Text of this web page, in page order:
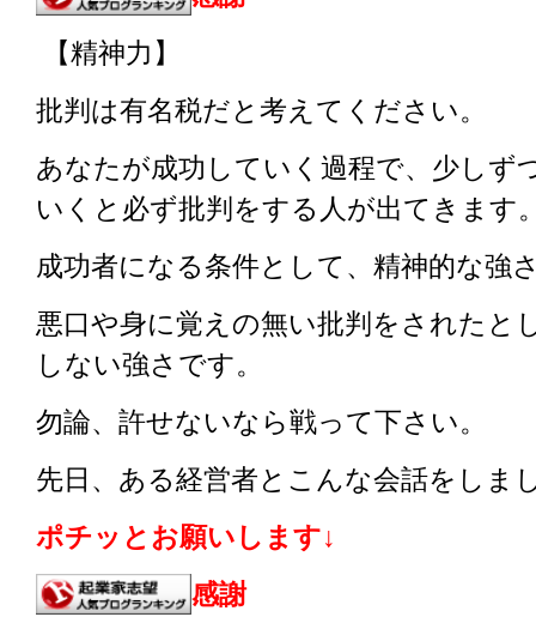
【精神力】
批判は有名税だと考えてください。
あなたが成功していく過程で、少しず
いくと必ず批判をする人が出てきます
成功者になる条件として、精神的な強
悪口や身に覚えの無い批判をされたと
しない強さです。
勿論、許せないなら戦って下さい。
先日、ある経営者とこんな会話をしま
ポチッとお願いします↓
感謝